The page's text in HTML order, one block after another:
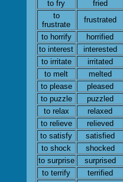
to fry
fried
to
frustrate
frustrated
to horrify
horrified
to interest
interested
to irritate
irritated
to melt
melted
to please
pleased
to puzzle
puzzled
to relax
relaxed
to relieve
relieved
to satisfy
satisfied
to shock
shocked
to surprise
surprised
to terrify
terrified